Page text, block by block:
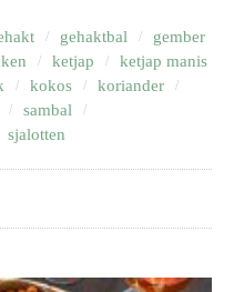
gehaktbal
gember
ketjap
ketjap manis
kokos
koriander
sambal
sjalotten